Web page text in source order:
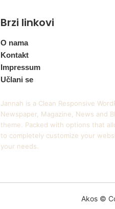
Brzi linkovi
O nama
Kontakt
Impressum
Učlani se
Jannah is a Clean Responsive
Newspaper, Magazine, News and
theme. Packed with options that
to completely customize your
your needs.
Akos ©